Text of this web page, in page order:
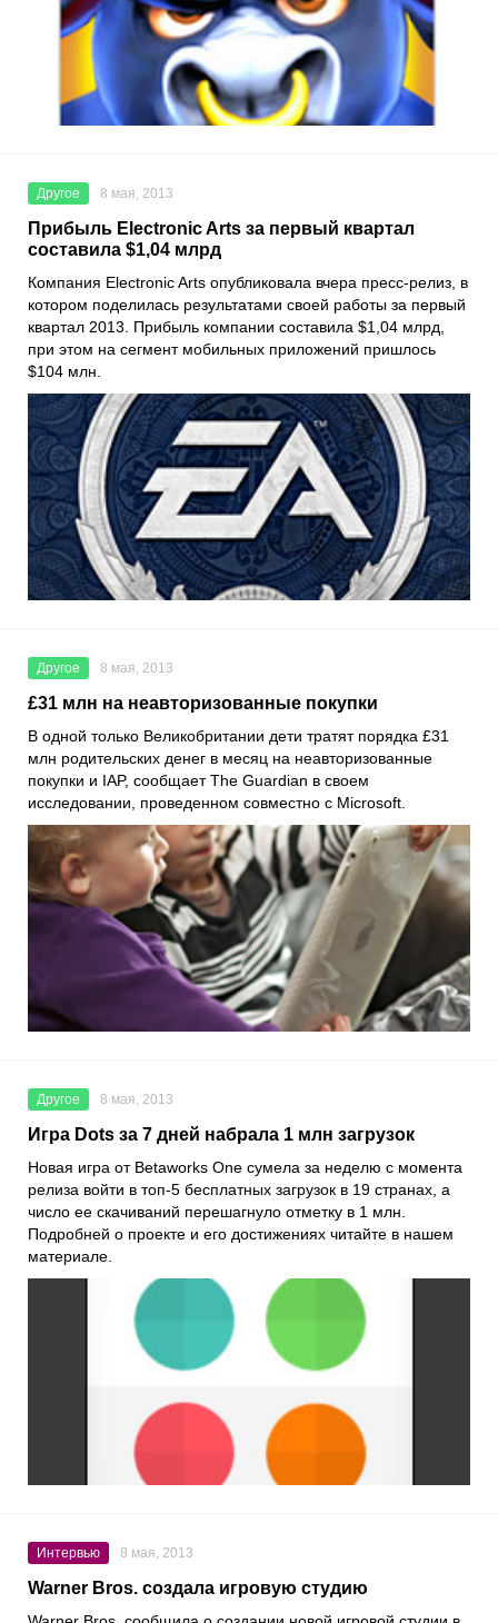
Другое 8 мая, 2013
Прибыль Electronic Arts за первый квартал
составила $1,04 млрд
Компания Electronic Arts опубликовала вчера пресc-релиз, в
котором поделилась результатами своей работы за первый
квартал 2013. Прибыль компании составила $1,04 млрд,
при этом на сегмент мобильных приложений пришлось
$104 млн.
Другое 8 мая, 2013
£31 млн на неавторизованные покупки
В одной только Великобритании дети тратят порядка £31
млн родительских денег в месяц на неавторизованные
покупки и IAP, сообщает The Guardian в своем
исследовании, проведенном совместно с Microsoft.
Другое 8 мая, 2013
Игра Dots за 7 дней набрала 1 млн загрузок
Новая игра от Betaworks One сумела за неделю с момента
релиза войти в топ-5 бесплатных загрузок в 19 странах, а
число ее скачиваний перешагнуло отметку в 1 млн.
Подробней о проекте и его достижениях читайте в нашем
материале.
Интервью 8 мая, 2013
Warner Bros. создала игровую студию